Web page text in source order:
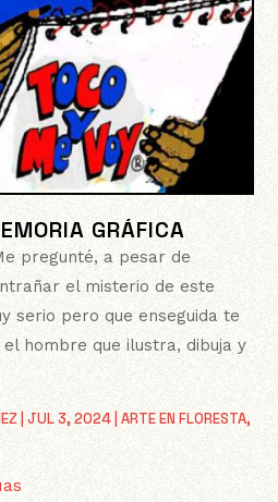
GRÁFICA
|JUL 3, 2024 |ARTE EN FLORESTA,
pregunté, a pesar de
el misterio de este
serio pero que enseguida te
hombre que ilustra, dibuja y